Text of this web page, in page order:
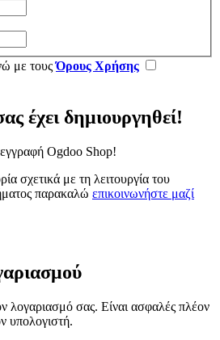
με τουςΌρους Χρήσης
έχει δημιουργηθεί!
εγγραφή Ogdoo Shop!
σχετικά με τη λειτουργία του
παρακαλώ επικοινωνήστε μαζί
λογαριασμό σας. Είναι ασφαλές πλέον
υπολογιστή.